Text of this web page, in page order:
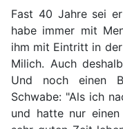
Fast 40 Jahre sei
habe immer mit
ihm mit Eintritt in
Milich. Auch
Und noch einen
Schwabe: "Als ich
und hatte nur